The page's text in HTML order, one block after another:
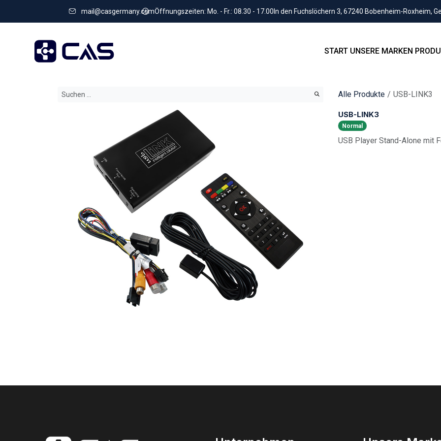
mail@casgermany.comÖffnungszeiten: Mo. - Fr.: 08.30 - 17.00 In den Fuchslöchern 3, 67240 Bobenheim-Roxheim,
START UNSERE MARKEN
Alle Produkte USB-LINK3
USB-LINK3
Normal
USB Player Stand-Alone mit